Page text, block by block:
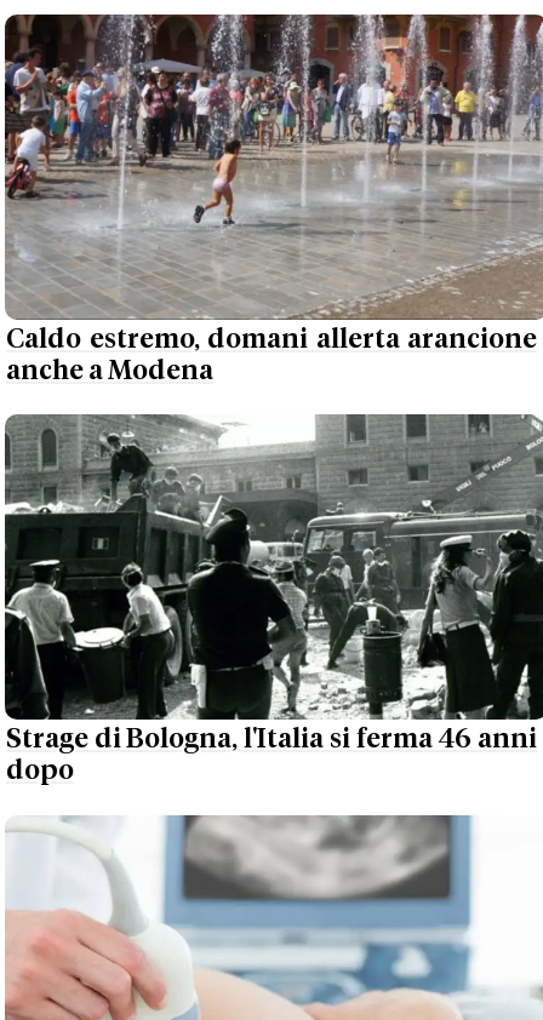
Caldo estremo, domani allerta arancione
anche a Modena
Strage di Bologna, l'Italia si ferma 46 anni
dopo